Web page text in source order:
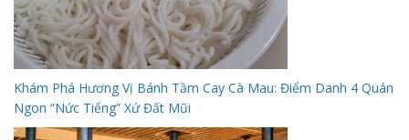
Khám Phá Hương Vị Bánh Tầm Cay Cà Mau: Điểm Danh 4 Quán
Ngon “Nức Tiếng” Xứ Đất Mũi